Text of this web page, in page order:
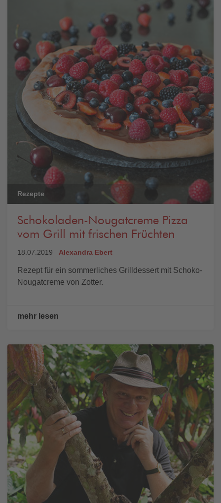
Rezepte
Schokoladen-Nougatcreme Pizza
vom Grill mit frischen Früchten
18.07.2019 Alexandra Ebert
Rezept für ein sommerliches Grilldessert mit Schoko-
Nougatcreme von Zotter.
mehr lesen